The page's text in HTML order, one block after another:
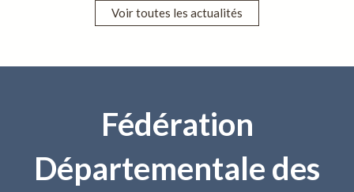
Voir toutes les actualités
Fédération
Départementale des